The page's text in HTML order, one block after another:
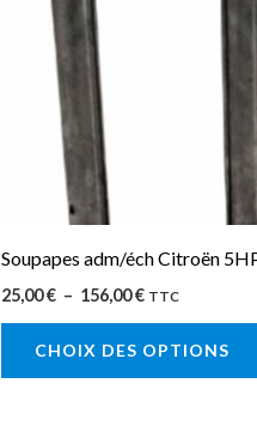
Soupapes adm/éch Citroën
25,00€ – 156,00€ TTC
CHOIX DES OPTIONS